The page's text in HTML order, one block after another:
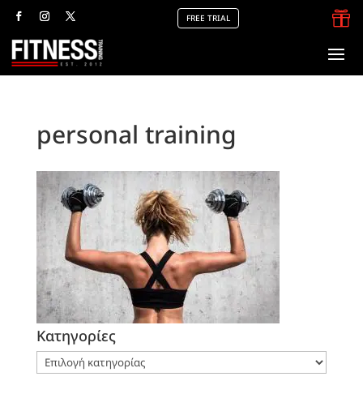
FREE TRIAL 
personal training
Kατηγορίες
Kατηγορίες